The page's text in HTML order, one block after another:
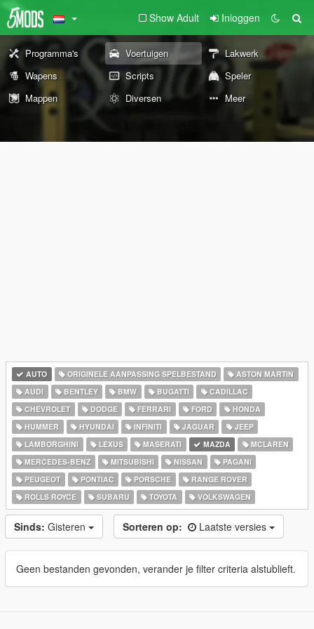
Show Adult Inloggen
Programma's Voertuigen
Lakwerk
Wapens
Scripts
Speler
Mappen
Diversen Meer
AUTO ORIGINELE AANPASSING SPELBESTAND
ASTON MARTIN
AUDI
BENTLEY BMW BUGATTI
CADILLAC
CHEVROLET
DODGE FERRARI FORD
HONDA
HUMMER
HYUNDAI INFINITI JAGUAR
JEEP
LAMBORGHINI
LEXUS MASERATI MAZDA
MCLAREN
MERCEDES-BENZ
MITSUBISHI NISSAN
PAGANI
PEUGEOT
PONTIAC PORSCHE
RANGE ROVER
ROLLS ROYCE
SUBARU TOYOTA VOLKSWAGEN
Sinds: Gisteren Sorteren op: Laatste versies
Geen bestanden gevonden, verander je filter criteria alstublieft.